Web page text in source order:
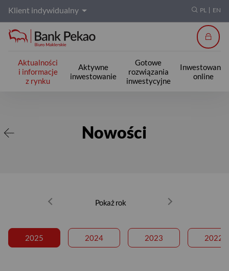
Klient indywidualny PL EN
Aktualności
i informacje
z rynku
Aktywne
inwestowanie
Gotowe
rozwiązania
inwestycyjne
Inwestowanie
online
Nowości
Pokaż rok
2025 2024 2023 2022